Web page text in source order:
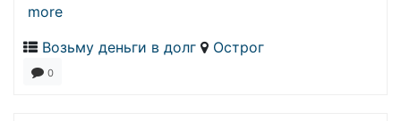
more
Возьму деньги в долг
Острог
0